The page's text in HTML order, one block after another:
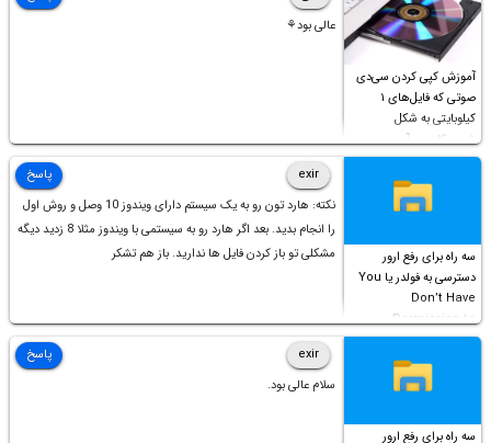
آموزش کپی کردن سی‌دی
صوتی که فایل‌های ۱
کیلوبایتی به شکل
شورت‌کات در آن موجود
است!
عالی بود⚘
سه راه برای رفع ارور
دسترسی به فولدر یا You
Don’t Have
Permission to
Access this folder
exir
نکته: هارد تون رو به یک سیستم دارای ویندوز 10 وصل و روش اول
را انجام بدید. بعد اگر هارد رو به سیستمی با ویندوز مثلا 8 زدید دیگه
مشکلی تو باز کردن فایل ها ندارید. باز هم تشکر
پاسخ
سه راه برای رفع ارور
exir
سلام عالی بود.
پاسخ